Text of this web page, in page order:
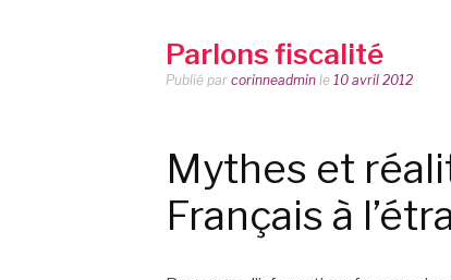
Parlons fiscalité
Publié par corinneadmin le 10 avril 2012
Mythes et
Français à